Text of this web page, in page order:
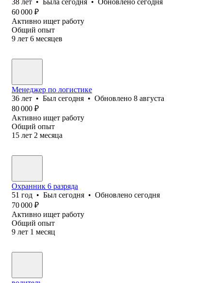
60 000 ₽
Активно ищет работу
Общий опыт
9 лет 6 месяцев
Менеджер по логистике
36 лет • Был сегодня • Обновлено 8 августа
80 000 ₽
Активно ищет работу
Общий опыт
15 лет 2 месяца
Охранник 6 разряда
51 год • Был сегодня • Обновлено сегодня
70 000 ₽
Активно ищет работу
Общий опыт
9 лет 1 месяц